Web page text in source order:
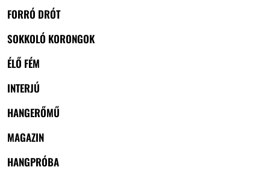
FORRÓ DRÓT
SOKKOLÓ KORONGOK
ÉLŐ FÉM
INTERJÚ
HANGERŐMŰ
MAGAZIN
HANGPRÓBA